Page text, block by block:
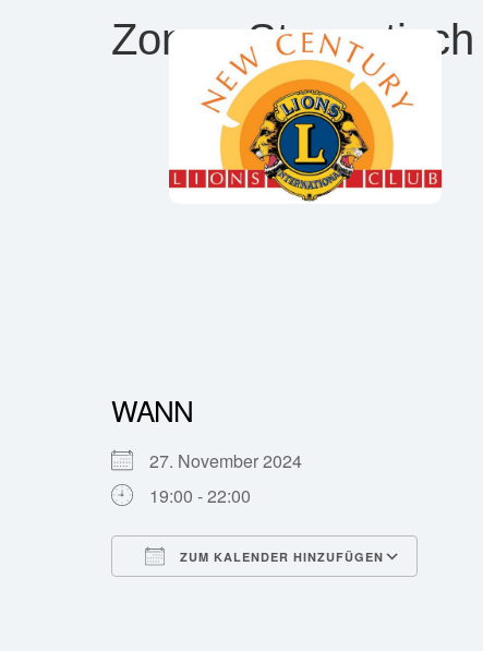
Zonen-Stammtisch
WANN
27. November 2024
19:00 - 22:00
ZUM KALENDER HINZUFÜGEN